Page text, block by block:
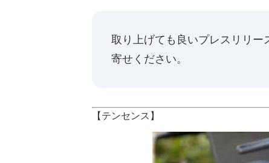
取り上げても良いプレスリリー
寄せください。
【テンセンス】